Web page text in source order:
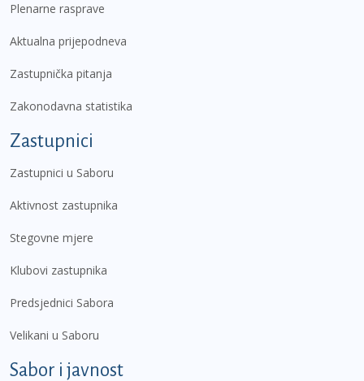
Plenarne rasprave
Aktualna prijepodneva
Zastupnička pitanja
Zakonodavna statistika
Zastupnici
Zastupnici u Saboru
Aktivnost zastupnika
Stegovne mjere
Klubovi zastupnika
Predsjednici Sabora
Velikani u Saboru
Sabor i javnost